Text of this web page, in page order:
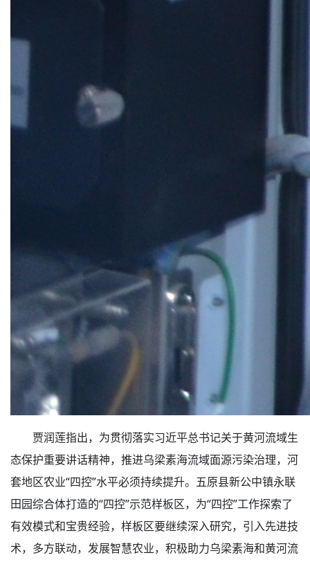
贾润莲指出，为贯彻落实习近平总书记关于黄河流域生
态保护重要讲话精神，推进乌梁素海流域面源污染治理，河
套地区农业“四控”水平必须持续提升。五原县新公中镇永联
田园综合体打造的“四控”示范样板区，为“四控”工作探索了
有效模式和宝贵经验，样板区要继续深入研究，引入先进技
术，多方联动，发展智慧农业，积极助力乌梁素海和黄河流